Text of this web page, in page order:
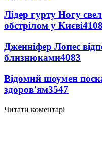
Лідер гурту Ногу
обстрілом у Києві4108
Дженніфер Лопес
близнюками4083
Відомий шоумен
здоров'ям3547
Читати коментарі